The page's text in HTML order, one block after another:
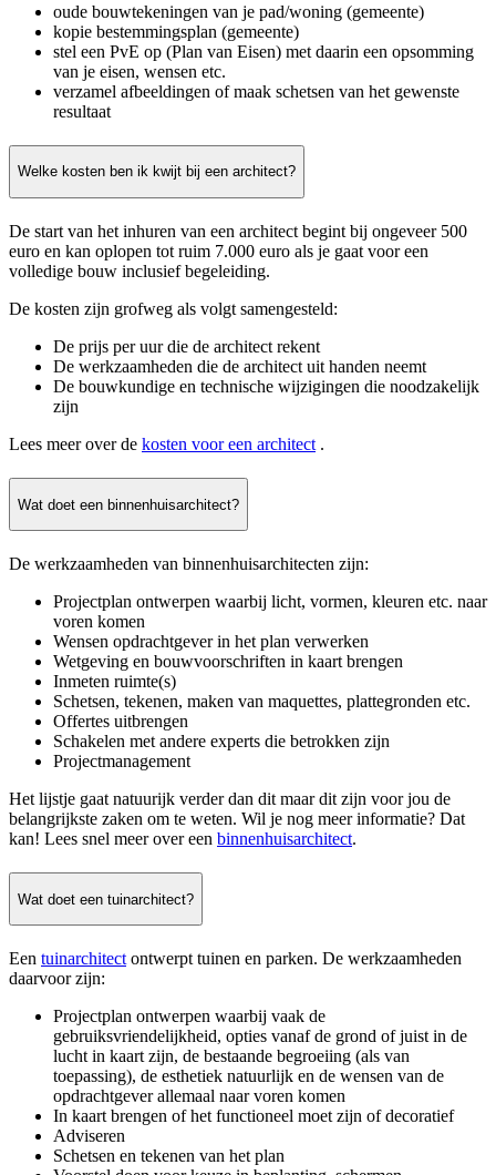
oude bouwtekeningen van je pad/woning (gemeente)
kopie bestemmingsplan (gemeente)
stel een PvE op (Plan van Eisen) met daarin een opsomming
van je eisen, wensen etc.
verzamel afbeeldingen of maak schetsen van het gewenste
resultaat
Welke kosten ben ik kwijt bij een architect?
De start van het inhuren van een architect begint bij ongeveer 500
euro en kan oplopen tot ruim 7.000 euro als je gaat voor een
volledige bouw inclusief begeleiding.
De kosten zijn grofweg als volgt samengesteld:
De prijs per uur die de architect rekent
De werkzaamheden die de architect uit handen neemt
De bouwkundige en technische wijzigingen die noodzakelijk
zijn
Lees meer over de kosten voor een architect .
Wat doet een binnenhuisarchitect?
De werkzaamheden van binnenhuisarchitecten zijn:
Projectplan ontwerpen waarbij licht, vormen, kleuren etc. naar
voren komen
Wensen opdrachtgever in het plan verwerken
Wetgeving en bouwvoorschriften in kaart brengen
Inmeten ruimte(s)
Schetsen, tekenen, maken van maquettes, plattegronden etc.
Offertes uitbrengen
Schakelen met andere experts die betrokken zijn
Projectmanagement
Het lijstje gaat natuurijk verder dan dit maar dit zijn voor jou de
belangrijkste zaken om te weten. Wil je nog meer informatie? Dat
kan! Lees snel meer over een binnenhuisarchitect.
Wat doet een tuinarchitect?
Een tuinarchitect ontwerpt tuinen en parken. De werkzaamheden
daarvoor zijn:
Projectplan ontwerpen waarbij vaak de
gebruiksvriendelijkheid, opties vanaf de grond of juist in de
lucht in kaart zijn, de bestaande begroeiing (als van
toepassing), de esthetiek natuurlijk en de wensen van de
opdrachtgever allemaal naar voren komen
In kaart brengen of het functioneel moet zijn of decoratief
Adviseren
Schetsen en tekenen van het plan